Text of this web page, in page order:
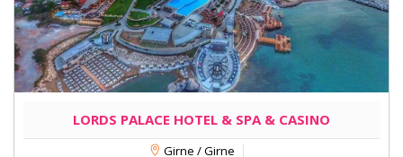
LORDS PALACE HOTEL & SPA & CASINO
Girne / Girne